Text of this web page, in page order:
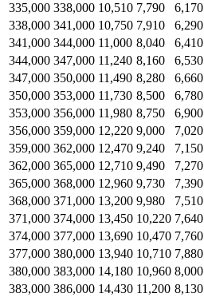
335,000 338,000 10,510 7,790 6,170
338,000 341,000 10,750 7,910 6,290
341,000 344,000 11,000 8,040 6,410
344,000 347,000 11,240 8,160 6,530
347,000 350,000 11,490 8,280 6,660
350,000 353,000 11,730 8,500 6,780
353,000 356,000 11,980 8,750 6,900
356,000 359,000 12,220 9,000 7,020
359,000 362,000 12,470 9,240 7,150
362,000 365,000 12,710 9,490 7,270
365,000 368,000 12,960 9,730 7,390
368,000 371,000 13,200 9,980 7,510
371,000 374,000 13,450 10,220 7,640
374,000 377,000 13,690 10,470 7,760
377,000 380,000 13,940 10,710 7,880
380,000 383,000 14,180 10,960 8,000
383,000 386,000 14,430 11,200 8,130